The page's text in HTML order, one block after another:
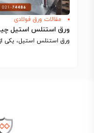
مقالات ورق فولادی
ورق استنلس استیل